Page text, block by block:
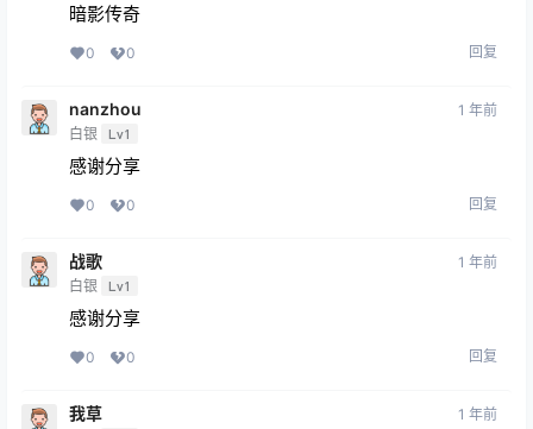
暗影传奇
0 0 回复
nanzhou
白银 Lv1
1 年前
感谢分享
0 0 回复
战歌
白银 Lv1
1 年前
感谢分享
0 0 回复
我草 1 年前